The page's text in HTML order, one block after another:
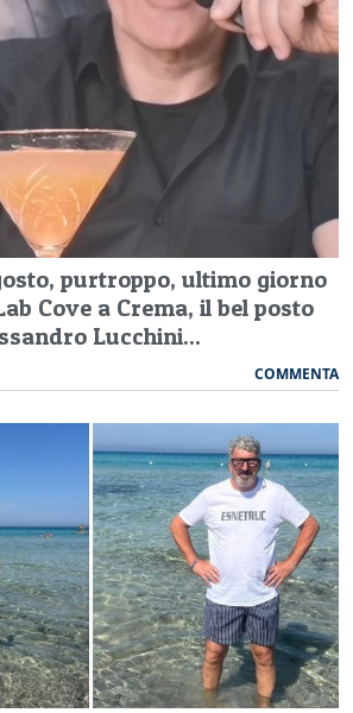
purtroppo, ultimo giorno
Cove a Crema, il bel posto
Lucchini...
COMMENTA